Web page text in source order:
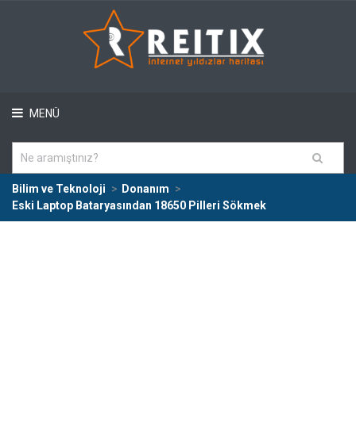
MENÜ
Bilim ve Teknoloji
Donanım
Eski Laptop Bataryasından 18650 Pilleri Sökmek